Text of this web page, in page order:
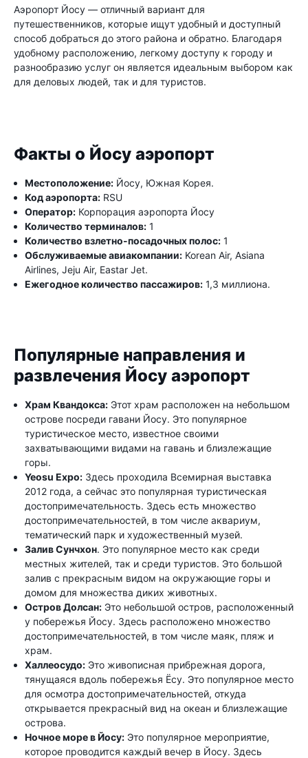
Аэропорт Йосу — отличный вариант для
путешественников, которые ищут удобный и доступный
способ добраться до этого района и обратно. Благодаря
удобному расположению, легкому доступу к городу и
разнообразию услуг он является идеальным выбором как
для деловых людей, так и для туристов.
Факты о Йосу аэропорт
Местоположение: Йосу, Южная Корея.
Код аэропорта: RSU
Оператор: Корпорация аэропорта Йосу
Количество терминалов: 1
Количество взлетно-посадочных полос: 1
Обслуживаемые авиакомпании: Korean Air, Asiana
Airlines, Jeju Air, Eastar Jet.
Ежегодное количество пассажиров: 1,3 миллиона.
Популярные направления и
развлечения Йосу аэропорт
Храм Квандокса: Этот храм расположен на небольшом
острове посреди гавани Йосу. Это популярное
туристическое место, известное своими
захватывающими видами на гавань и близлежащие
горы.
Yeosu Expo: Здесь проходила Всемирная выставка
2012 года, а сейчас это популярная туристическая
достопримечательность. Здесь есть множество
достопримечательностей, в том числе аквариум,
тематический парк и художественный музей.
Залив Сунчхон. Это популярное место как среди
местных жителей, так и среди туристов. Это большой
залив с прекрасным видом на окружающие горы и
домом для множества диких животных.
Остров Долсан: Это небольшой остров, расположенный
у побережья Йосу. Здесь расположено множество
достопримечательностей, в том числе маяк, пляж и
храм.
Халлеосудо: Это живописная прибрежная дорога,
тянущаяся вдоль побережья Ёсу. Это популярное место
для осмотра достопримечательностей, откуда
открывается прекрасный вид на океан и близлежащие
острова.
Ночное море в Йосу: Это популярное мероприятие,
которое проводится каждый вечер в Йосу. Здесь